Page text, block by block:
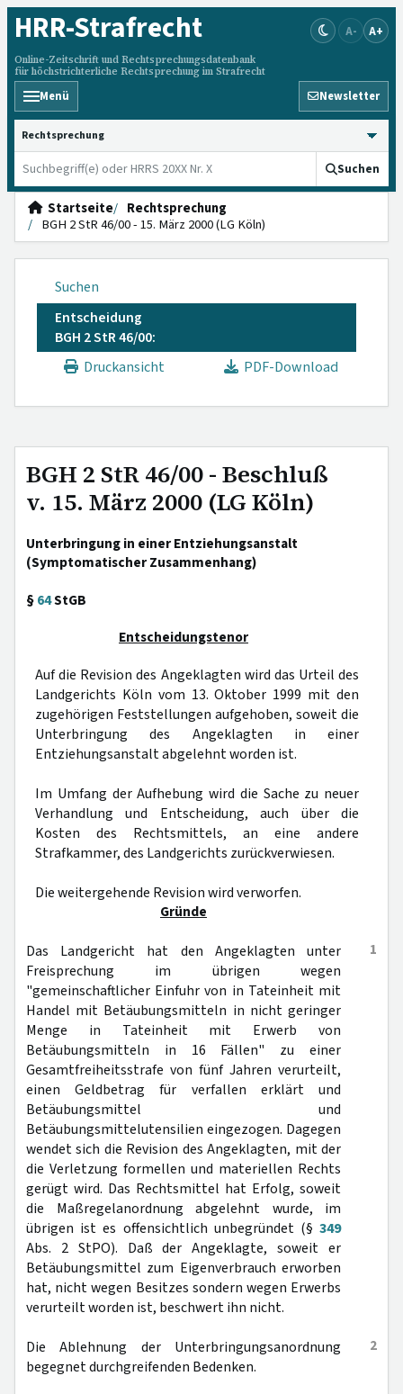
HRR-Strafrecht
Online-Zeitschrift und Rechtsprechungsdatenbank
für höchstrichterliche Rechtsprechung im Strafrecht
A- A+
Menü Newsletter
HRRS durchsuchen
Suchen
Startseite
Rechtsprechung
BGH 2 StR 46/00 - 15. März 2000 (LG Köln)
Suchen
Entscheidung
BGH 2 StR 46/00:
Druckansicht
PDF-Download
BGH 2 StR 46/00 - Beschluß
v. 15. März 2000 (LG Köln)
Unterbringung in einer Entziehungsanstalt
(Symptomatischer Zusammenhang)
§64StGB
Entscheidungstenor
Auf die Revision des Angeklagten wird das Urteil des
Landgerichts Köln vom 13. Oktober 1999 mit den
zugehörigen Feststellungen aufgehoben, soweit die
Unterbringung des Angeklagten in einer
Entziehungsanstalt abgelehnt worden ist.
Im Umfang der Aufhebung wird die Sache zu neuer
Verhandlung und Entscheidung, auch über die
Kosten des Rechtsmittels, an eine andere
Strafkammer, des Landgerichts zurückverwiesen.
Die weitergehende Revision wird verworfen.
Gründe
1
Das Landgericht hat den Angeklagten unter
Freisprechung im übrigen wegen
"gemeinschaftlicher Einfuhr von in Tateinheit mit
Handel mit Betäubungsmitteln in nicht geringer
Menge in Tateinheit mit Erwerb von
Betäubungsmitteln in 16 Fällen" zu einer
Gesamtfreiheitsstrafe von fünf Jahren verurteilt,
einen Geldbetrag für verfallen erklärt und
Betäubungsmittel und
Betäubungsmittelutensilien eingezogen. Dagegen
wendet sich die Revision des Angeklagten, mit der
die Verletzung formellen und materiellen Rechts
gerügt wird. Das Rechtsmittel hat Erfolg, soweit
die Maßregelanordnung abgelehnt wurde, im
übrigen ist es offensichtlich unbegründet (§ 349
Abs. 2 StPO). Daß der Angeklagte, soweit er
Betäubungsmittel zum Eigenverbrauch erworben
hat, nicht wegen Besitzes sondern wegen Erwerbs
verurteilt worden ist, beschwert ihn nicht.
2
Die Ablehnung der Unterbringungsanordnung
begegnet durchgreifenden Bedenken.